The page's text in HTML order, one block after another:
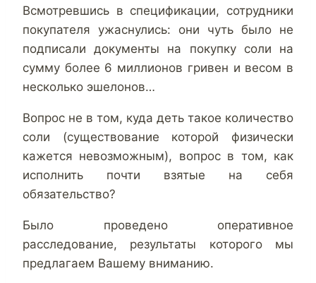
Всмотревшись в спецификации, сотрудники
покупателя ужаснулись: они чуть было не
подписали документы на покупку соли на
сумму более 6 миллионов гривен и весом в
несколько эшелонов…
Вопрос не в том, куда деть такое количество
соли (существование которой физически
кажется невозможным), вопрос в том, как
исполнить почти взятые на себя
обязательство?
Было проведено оперативное
расследование, результаты которого мы
предлагаем Вашему вниманию.